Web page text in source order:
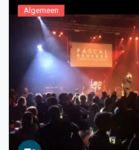
Algemeen